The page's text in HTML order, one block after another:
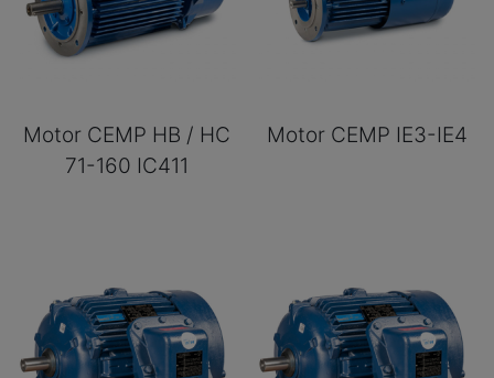
Motor CEMP HB / HC
71-160 IC411
Motor CEMP IE3-IE4